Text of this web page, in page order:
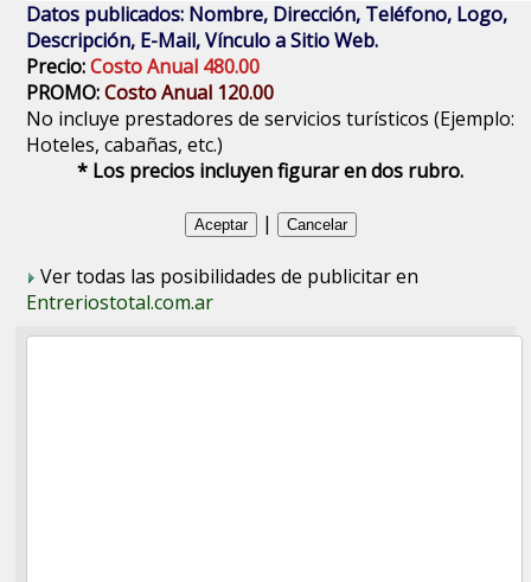
Datos publicados: Nombre, Dirección, Teléfono, Logo,
Descripción, E-Mail, Vínculo a Sitio Web.
Precio:Costo Anual 480.00
PROMO:Costo Anual 120.00
No incluye prestadores de servicios turísticos (Ejemplo:
Hoteles, cabañas, etc.)
* Los precios incluyen figurar en dos rubro.
|
Ver todas las posibilidades de publicitar en
Entreriostotal.com.ar